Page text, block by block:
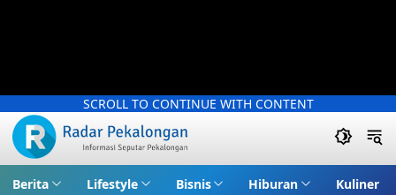
SCROLL TO CONTINUE WITH CONTENT
Berita Lifestyle Bisnis Hiburan Kuliner